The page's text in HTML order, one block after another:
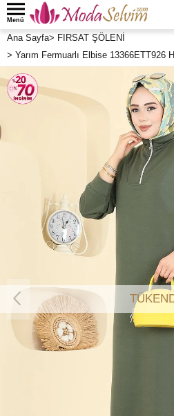
Menü
Ana Sayfa> FIRSAT ŞÖLENİ
> Yarım Fermuarlı Elbise 13366ETT926